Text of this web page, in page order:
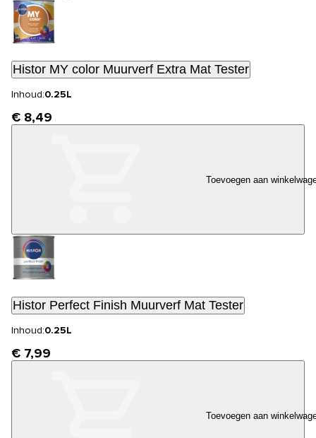
Histor MY color Muurverf Extra Mat Tester
Inhoud:0.25L
€ 8,49
Toevoegen aan
Histor Perfect Finish Muurverf Mat Tester
Inhoud:0.25L
€ 7,99
Toevoegen aan